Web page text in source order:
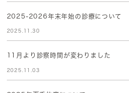
2025-2026年末年始の診療について
2025.11.30
11月より診察時間が変わりました
2025.11.03